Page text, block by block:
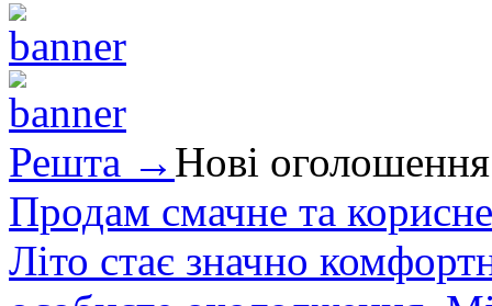
Решта → Нові оголошення
Продам смачне та
Літо стає значно